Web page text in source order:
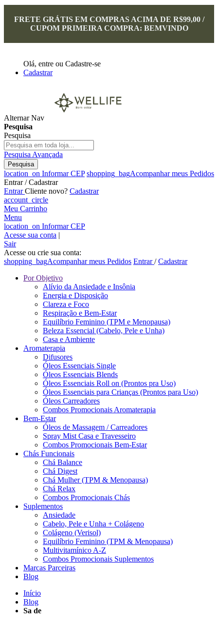
FRETE GRÁTIS EM COMPRAS ACIMA DE R$99,00 /
CUPOM PRIMEIRA COMPRA: BEMVINDO
Olá, entre ou Cadastre-se
Cadastrar
Alternar Nav
Pesquisa
Pesquisa
Pesquisa Avançada
Pesquisa
location_on Informar CEP shopping_bagAcompanhar meus Pedidos
Entrar / Cadastrar
EntrarCliente novo? Cadastrar
account_circle
Meu Carrinho
Menu
location_on Informar CEP
Acesse sua conta |
Sair
Acesse ou crie sua conta:
shopping_bagAcompanhar meus Pedidos Entrar/Cadastrar
Por Objetivo
Alívio da Ansiedade e Insônia
Energia e Disposição
Clareza e Foco
Respiração e Bem-Estar
Equilíbrio Feminino (TPM e Menopausa)
Beleza Essencial (Cabelo, Pele e Unha)
Casa e Ambiente
Aromaterapia
Difusores
Óleos Essenciais Single
Óleos Essenciais Blends
Óleos Essenciais Roll on (Prontos pra Uso)
Óleos Essenciais para Crianças (Prontos para Uso)
Óleos Carreadores
Combos Promocionais Aromaterapia
Bem-Estar
Óleos de Massagem / Carreadores
Spray Mist Casa e Travesseiro
Combos Promocionais Bem-Estar
Chás Funcionais
Chá Balance
Chá Digest
Chá Mulher (TPM & Menopausa)
Chá Relax
Combos Promocionais Chás
Suplementos
Ansiedade
Cabelo, Pele e Unha + Colágeno
Colágeno (Verisol)
Equilíbrio Feminino (TPM & Menopausa)
Multivitamínico A-Z
Combos Promocionais Suplementos
Marcas Parceiras
Blog
Início
Blog
Sa de